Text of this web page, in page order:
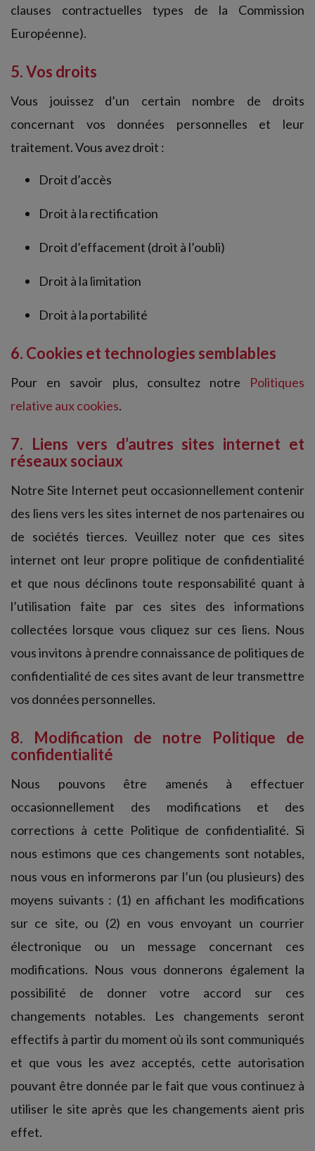
clauses contractuelles types de la Commission
Européenne).
5. Vos droits
Vous jouissez d’un certain nombre de droits
concernant vos données personnelles et leur
traitement. Vous avez droit :
Droit d’accès
Droit à la rectification
Droit d’effacement (droit à l’oubli)
Droit à la limitation
Droit à la portabilité
6. Cookies et technologies semblables
Pour en savoir plus, consultez notre Politiques
relative aux cookies.
7. Liens vers d’autres sites internet et
réseaux sociaux
Notre Site Internet peut occasionnellement contenir
des liens vers les sites internet de nos partenaires ou
de sociétés tierces. Veuillez noter que ces sites
internet ont leur propre politique de confidentialité
et que nous déclinons toute responsabilité quant à
l’utilisation faite par ces sites des informations
collectées lorsque vous cliquez sur ces liens. Nous
vous invitons à prendre connaissance de politiques de
confidentialité de ces sites avant de leur transmettre
vos données personnelles.
8. Modification de notre Politique de
confidentialité
Nous pouvons être amenés à effectuer
occasionnellement des modifications et des
corrections à cette Politique de confidentialité. Si
nous estimons que ces changements sont notables,
nous vous en informerons par l’un (ou plusieurs) des
moyens suivants : (1) en affichant les modifications
sur ce site, ou (2) en vous envoyant un courrier
électronique ou un message concernant ces
modifications. Nous vous donnerons également la
possibilité de donner votre accord sur ces
changements notables. Les changements seront
effectifs à partir du moment où ils sont communiqués
et que vous les avez acceptés, cette autorisation
pouvant être donnée par le fait que vous continuez à
utiliser le site après que les changements aient pris
effet.